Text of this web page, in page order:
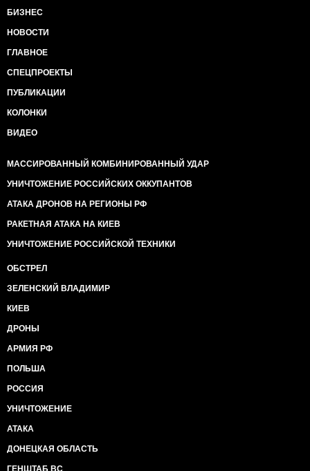
БИЗНЕС
НОВОСТИ
ГЛАВНОЕ
СПЕЦПРОЕКТЫ
ПУБЛИКАЦИИ
КОЛОНКИ
ВИДЕО
МАССИРОВАННЫЙ КОМБИНИРОВАННЫЙ УДАР
УНИЧТОЖЕНИЕ РОССИЙСКИХ ОККУПАНТОВ
АТАКА ДРОНОВ НА РЕГИОНЫ РФ
РАКЕТНАЯ АТАКА НА КИЕВ
УНИЧТОЖЕНИЕ РОССИЙСКОЙ ТЕХНИКИ
ОБСТРЕЛ
ЗЕЛЕНСКИЙ ВЛАДИМИР
КИЕВ
ДРОНЫ
АРМИЯ РФ
ПОЛЬША
РОССИЯ
УНИЧТОЖЕНИЕ
АТАКА
ДОНЕЦКАЯ ОБЛАСТЬ
ГЕНШТАБ ВС